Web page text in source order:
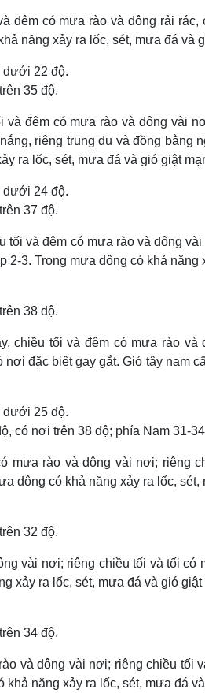
đêm có mưa rào và dông rải
năng xảy ra lốc, sét, mưa đá và
dưới 22 độ.
35 độ.
và đêm có mưa rào và dông vài
riêng trung du và đồng bằng
ra lốc, sét, mưa đá và gió giật
dưới 24 độ.
37 độ.
tối và đêm có mưa rào và dông
2-3. Trong mưa dông có khả
38 độ.
chiều tối và đêm có mưa rào
nơi đặc biệt gay gắt. Gió tây nam
dưới 25 độ.
có nơi trên 38 độ; phía Nam 31-
mưa rào và dông vài nơi; riêng
dông có khả năng xảy ra lốc,
32 độ.
vài nơi; riêng chiều tối và tối
xảy ra lốc, sét, mưa đá và gió giật
34 độ.
và dông vài nơi; riêng chiều tối
khả năng xảy ra lốc, sét, mưa đá